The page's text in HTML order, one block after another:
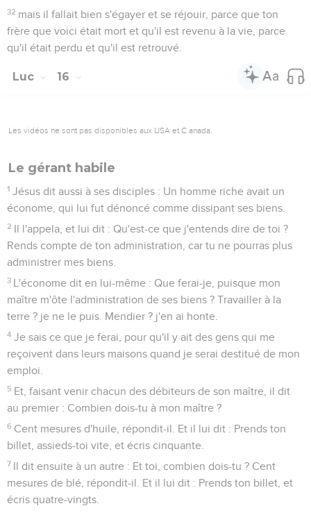
32 mais il fallait bien s'égayer et se réjouir, parce que ton
frère que voici était mort et qu'il est revenu à la vie, parce
qu'il était perdu et qu'il est retrouvé.
Luc 16
Les vidéos ne sont pas disponibles aux USA et C anada.
Le gérant habile
1 Jésus dit aussi à ses disciples : Un homme riche avait un
économe, qui lui fut dénoncé comme dissipant ses biens.
2 Il l'appela, et lui dit : Qu'est-ce que j'entends dire de toi ?
Rends compte de ton administration, car tu ne pourras plus
administrer mes biens.
3 L'économe dit en lui-même : Que ferai-je, puisque mon
maître m'ôte l'administration de ses biens ? Travailler à la
terre ? je ne le puis. Mendier ? j'en ai honte.
4 Je sais ce que je ferai, pour qu'il y ait des gens qui me
reçoivent dans leurs maisons quand je serai destitué de mon
emploi.
5 Et, faisant venir chacun des débiteurs de son maître, il dit
au premier : Combien dois-tu à mon maître ?
6 Cent mesures d'huile, répondit-il. Et il lui dit : Prends ton
billet, assieds-toi vite, et écris cinquante.
7 Il dit ensuite à un autre : Et toi, combien dois-tu ? Cent
mesures de blé, répondit-il. Et il lui dit : Prends ton billet, et
écris quatre-vingts.